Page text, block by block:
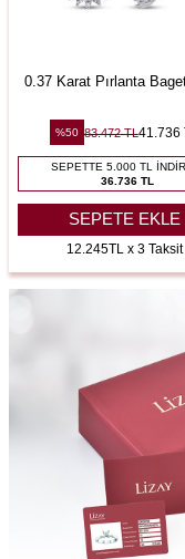
0.37 Karat Pırlanta
%50 83.472TL41.736
SEPETTE 5.000 TL
36.736 TL
SEPETE EKLE
12.245TL x 3 Taksit